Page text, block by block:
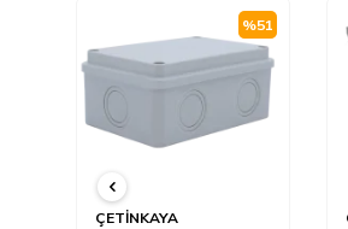
%51
ÇETİNKAYA